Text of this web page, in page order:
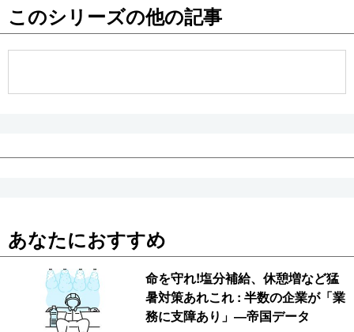
東京
このシリーズの他の記事
あなたにおすすめ
命を守れ!塩分補給、休憩増など猛
暑対策あれこれ : 半数の企業が「業
務に支障あり」―帝国データ